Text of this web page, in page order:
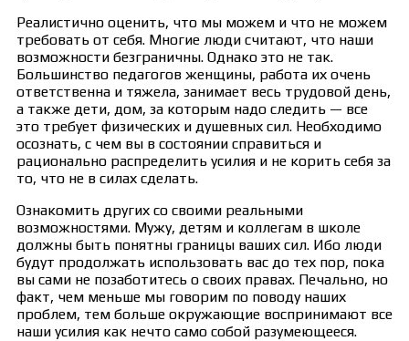
Реалистично оценить, что мы можем и что не можем
требовать от себя. Многие люди считают, что наши
возможности безграничны. Однако это не так.
Большинство педагогов женщины, работа их очень
ответственна и тяжела, занимает весь трудовой день,
а также дети, дом, за которым надо следить — все
это требует физических и душевных сил. Необходимо
осознать, с чем вы в состоянии справиться и
рационально распределить усилия и не корить себя за
то, что не в силах сделать.
Ознакомить других со своими реальными
возможностями. Мужу, детям и коллегам в школе
должны быть понятны границы ваших сил. Ибо люди
будут продолжать использовать вас до тех пор, пока
вы сами не позаботитесь о своих правах. Печально, но
факт, чем меньше мы говорим по поводу наших
проблем, тем больше окружающие воспринимают все
наши усилия как нечто само собой разумеющееся.